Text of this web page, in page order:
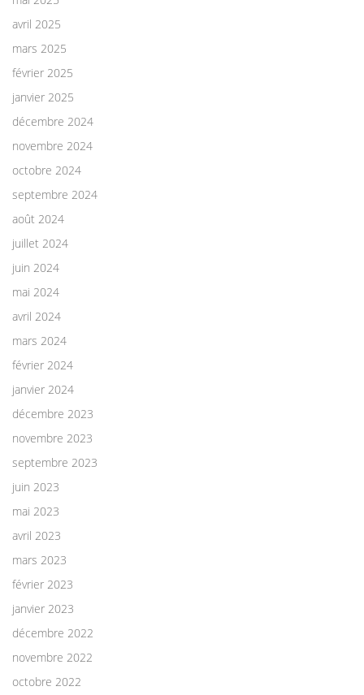
avril 2025
mars 2025
février 2025
janvier 2025
décembre 2024
novembre 2024
octobre 2024
septembre 2024
août 2024
juillet 2024
juin 2024
mai 2024
avril 2024
mars 2024
février 2024
janvier 2024
décembre 2023
novembre 2023
septembre 2023
juin 2023
mai 2023
avril 2023
mars 2023
février 2023
janvier 2023
décembre 2022
novembre 2022
octobre 2022